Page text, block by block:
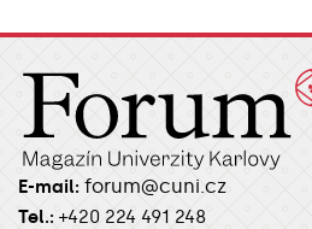
E-mail: forum@cuni.cz
Tel.: +420 224 491 248